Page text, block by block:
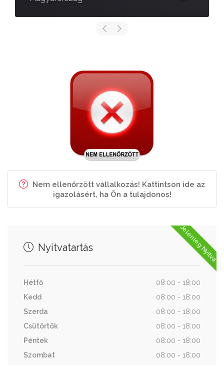
Nem ellenőrzött vállalkozás! Kattintson ide az
igazolásért, ha Ön a tulajdonos!
Jelenleg Nyitva
Nyitvatartás
Hétfő
08:00 - 18:00
Kedd
08:00 - 18:00
Szerda
08:00 - 18:00
Csütörtök
08:00 - 18:00
Péntek
08:00 - 18:00
Szombat
08:00 - 18:00